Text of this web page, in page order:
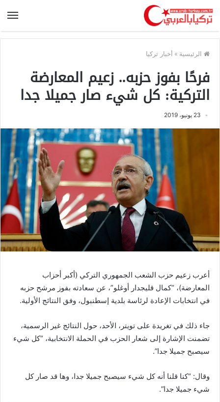
الرئيسية » أخبار تركيا
فرحًا بفوز حزبه.. زعيم المعارضة
التركية: كل شيء صار جميلا جدا
23 يونيو، 2019
أعرب زعيم حزب الشعب الجمهوري التركي (أكبر أحزاب
المعارضة)، “كمال قليجدار أوغلو”، عن سعادته بفوز مرشح حزبه
في انتخابات الإعادة لرئاسة بلدية إسطنبول، وفق النتائج الأولية.
جاء ذلك في تغريدة على تويتر، الأحد، حول النتائج غير الرسمية،
تضمنت الإشارة إلى شعار الحزب في الحملة الانتخابية، “كل شيء
سيصبح جميلا جدا”.
وقال: “كنا قلنا أنه كل شيء سيصبح جميلا جدا، وها قد صار كل
شيء جميلا جدا”.